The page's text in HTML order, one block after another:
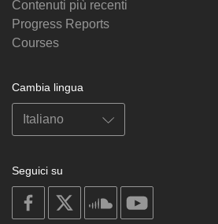
Contenuti più recenti
Progress Reports
Courses
Cambia lingua
Seguici su
on
facebook
soundcloud